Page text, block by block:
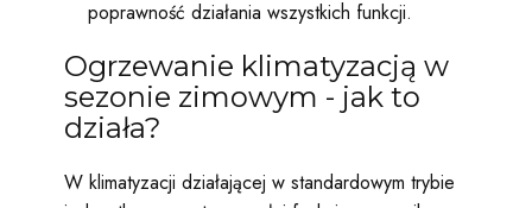
poprawność działania wszystkich funkcji.
Ogrzewanie klimatyzacją w
sezonie zimowym - jak to
działa?
W klimatyzacji działającej w standardowym trybie